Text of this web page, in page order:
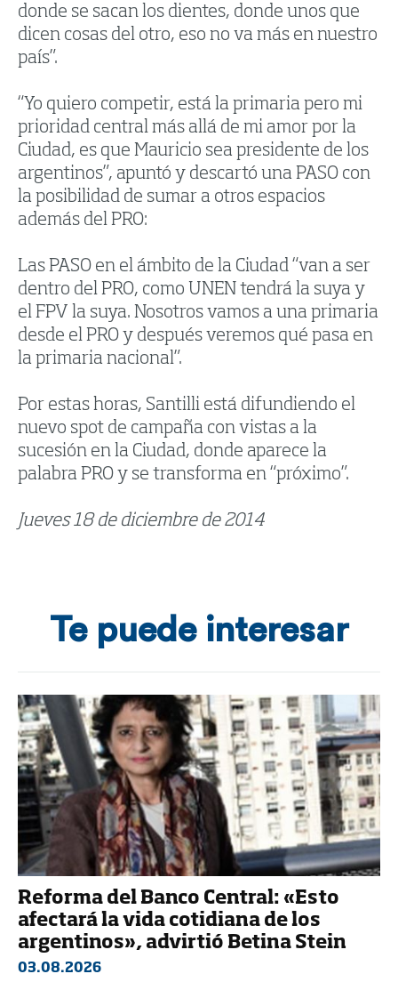
donde se sacan los dientes, donde unos que
dicen cosas del otro, eso no va más en nuestro
país”.
“Yo quiero competir, está la primaria pero mi
prioridad central más allá de mi amor por la
Ciudad, es que Mauricio sea presidente de los
argentinos”, apuntó y descartó una PASO con
la posibilidad de sumar a otros espacios
además del PRO:
Las PASO en el ámbito de la Ciudad “van a ser
dentro del PRO, como UNEN tendrá la suya y
el FPV la suya. Nosotros vamos a una primaria
desde el PRO y después veremos qué pasa en
la primaria nacional”.
Por estas horas, Santilli está difundiendo el
nuevo spot de campaña con vistas a la
sucesión en la Ciudad, donde aparece la
palabra PRO y se transforma en “próximo”.
Jueves 18 de diciembre de 2014
Te puede interesar
Reforma del Banco Central: «Esto
afectará la vida cotidiana de los
argentinos», advirtió Betina Stein
03.08.2026